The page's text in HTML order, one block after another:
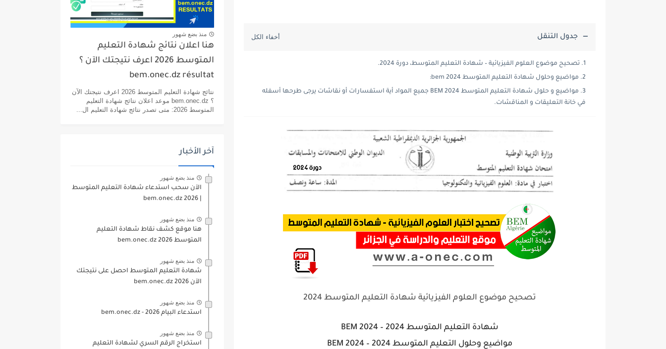
جدول التنقل
تصحيح موضوع العلوم الفيزيائية – شهادة التعليم المتوسط، دورة 2024.
مواضيع وحلول شهادة التعليم المتوسط 2024 bem:
مواضيع و حلول شهادة التعليم المتوسط 2024 BEM جميع المواد أية استفسارات أو نقاشات يرجى طرحها أسفله
في خانة التعليقات و المناقشات.
تصحيح موضوع العلوم الفيزيائية شهادة التعليم المتوسط 2024
شهادة التعليم المتوسط 2024 – BEM 2024
مواضيع وحلول التعليم المتوسط 2024 – BEM 2024
منذ بضع شهور
هنا اعلان نتائج شهادة التعليم
المتوسط 2026 اعرف نتيجتك الآن ؟
bem.onec.dz résultat
نتائج شهادة التعليم المتوسط 2026 اعرف نتيجتك الآن
؟ bem.onec.dz موعد اعلان نتائج شهادة التعليم
المتوسط 2026: متى تصدر نتائج شهادة التعليم ال...
آخر الأخبار
منذ بضع شهور
الآن سحب استدعاء شهادة التعليم المتوسط
منذ بضع شهور
هنا موقع كشف نقاط شهادة التعليم
المتوسط 2026 bem.onec.dz
منذ بضع شهور
شهادة التعليم المتوسط احصل على نتيجتك
الآن bem.onec.dz 2026
منذ بضع شهور
استدعاء البيام 2026 - bem.onec.dz
منذ بضع شهور
استخراج الرقم السري لشهادة التعليم